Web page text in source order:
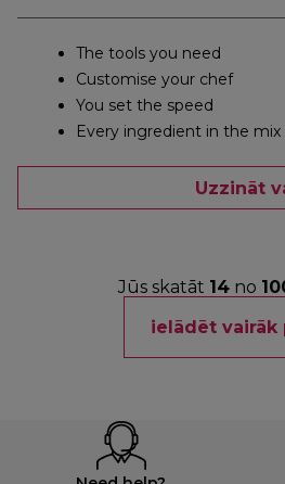
The tools you need
Customise your chef
You set the speed
Every ingredient in the mix
Uzzināt
Jūs skatāt 14 no
ielādēt vairāk